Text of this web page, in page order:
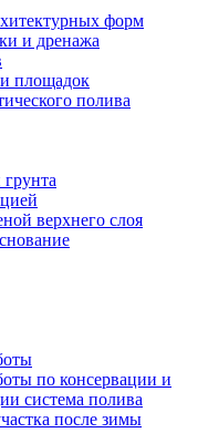
форм
и дренажа
площадок
полива
верхнего слоя
по консервации и
система полива
после зимы